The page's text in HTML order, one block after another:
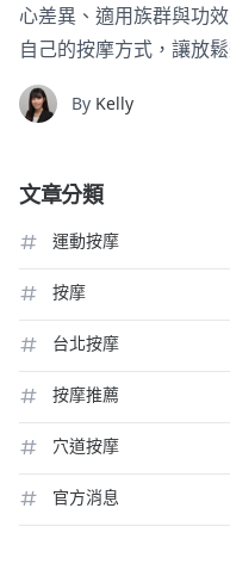
心差異、適用族群與功
自己的按摩方式，讓放
By Kelly
文章分類
運動按摩
按摩
台北按摩
按摩推薦
穴道按摩
官方消息